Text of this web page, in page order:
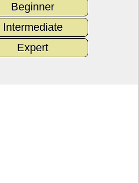
Beginner
Intermediate
Expert